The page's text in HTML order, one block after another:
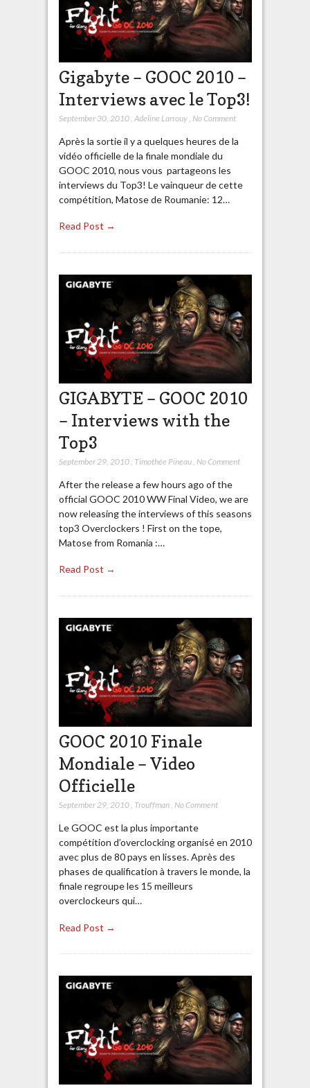
Gigabyte – GOOC 2010 –
Interviews avec le Top3!
September 30, 2010, Adeline Larrouy, No Comment
Après la sortie il y a quelques heures de la
vidéo officielle de la finale mondiale du
GOOC 2010, nous vous partageons les
interviews du Top3! Le vainqueur de cette
compétition, Matose de Roumanie: 12…
Read Post →
GIGABYTE – GOOC 2010
– Interviews with the
Top3
September 29, 2010, Timothée Pineau, No Comment
After the release a few hours ago of the
official GOOC 2010 WW Final Video, we are
now releasing the interviews of this seasons
top3 Overclockers ! First on the tope,
Matose from Romania :…
Read Post →
GOOC 2010 Finale
Mondiale – Video
Officielle
September 29, 2010, Trouffman, No Comment
Le GOOC est la plus importante
compétition d’overclocking organisé en 2010
avec plus de 80 pays en lisses. Après des
phases de qualification à travers le monde, la
finale regroupe les 15 meilleurs
overclockeurs qui…
Read Post →